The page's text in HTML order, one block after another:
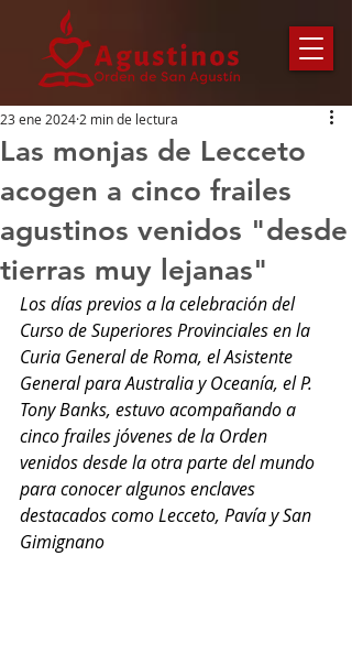
Las monjas de Lecceto
acogen a cinco frailes
agustinos venidos "desde
tierras muy lejanas"
23 ene 2024 2 min de lectura
Los días previos a la celebración del
Curso de Superiores Provinciales en la
Curia General de Roma, el Asistente
General para Australia y Oceanía, el P.
Tony Banks, estuvo acompañando a
cinco frailes jóvenes de la Orden
venidos desde la otra parte del mundo
para conocer algunos enclaves
destacados como Lecceto, Pavía y San
Gimignano